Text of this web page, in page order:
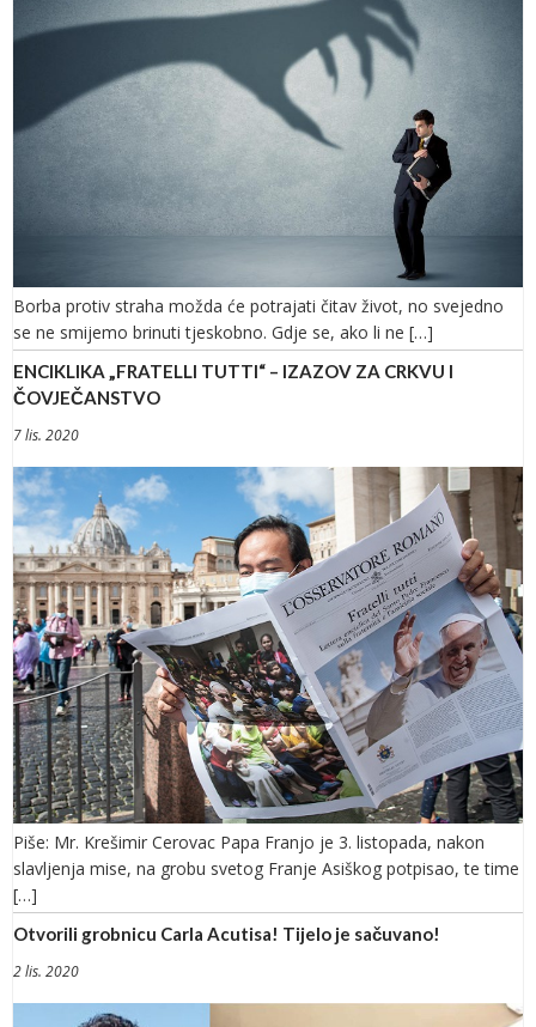
Borba protiv straha možda će potrajati čitav život, no svejedno
se ne smijemo brinuti tjeskobno. Gdje se, ako li ne […]
ENCIKLIKA „FRATELLI TUTTI“ – IZAZOV ZA CRKVU I
ČOVJEČANSTVO
7 lis. 2020
Piše: Mr. Krešimir Cerovac Papa Franjo je 3. listopada, nakon
slavljenja mise, na grobu svetog Franje Asiškog potpisao, te time
[…]
Otvorili grobnicu Carla Acutisa! Tijelo je sačuvano!
2 lis. 2020